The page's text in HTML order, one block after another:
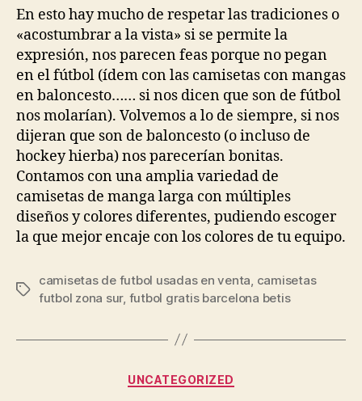
entrada
entrada
En esto hay mucho de respetar las tradiciones o
«acostumbrar a la vista» si se permite la
expresión, nos parecen feas porque no pegan
en el fútbol (ídem con las camisetas con mangas
en baloncesto…… si nos dicen que son de fútbol
nos molarían). Volvemos a lo de siempre, si nos
dijeran que son de baloncesto (o incluso de
hockey hierba) nos parecerían bonitas.
Contamos con una amplia variedad de
camisetas de manga larga con múltiples
diseños y colores diferentes, pudiendo escoger
la que mejor encaje con los colores de tu equipo.
Etiquetas
camisetas de futbol usadas en venta camisetas
futbol zona sur, futbol gratis barcelona betis
Categorías
UNCATEGORIZED